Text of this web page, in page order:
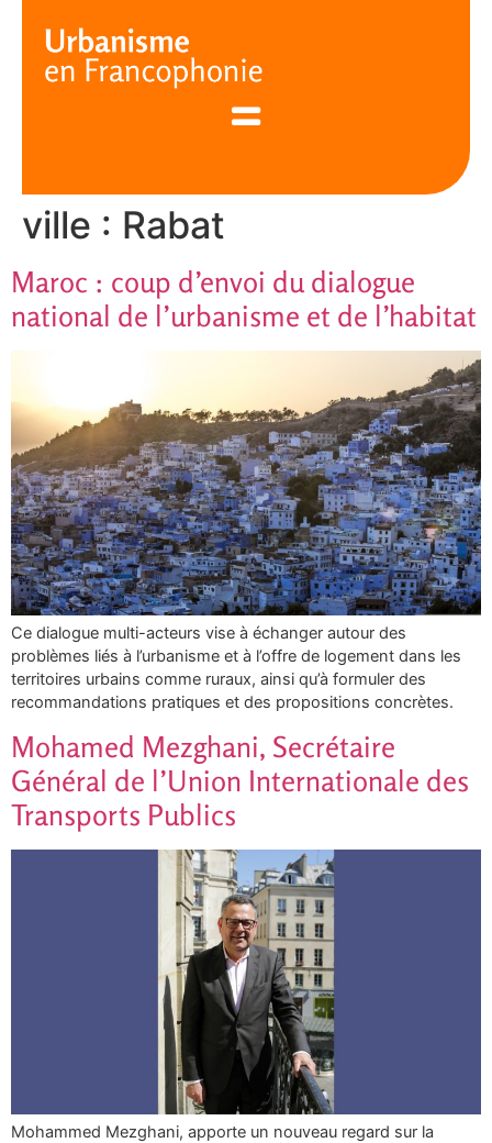
ville : Rabat
Maroc : coup d’envoi du dialogue
national de l’urbanisme et de l’habitat
Ce dialogue multi-acteurs vise à échanger autour des
problèmes liés à l’urbanisme et à l’offre de logement dans les
territoires urbains comme ruraux, ainsi qu’à formuler des
recommandations pratiques et des propositions concrètes.
Mohamed Mezghani, Secrétaire
Général de l’Union Internationale des
Transports Publics
Mohammed Mezghani, apporte un nouveau regard sur la